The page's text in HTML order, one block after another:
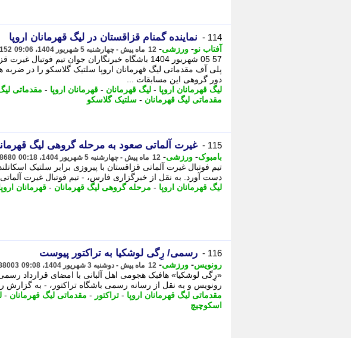
114 - نماینده گمنام قزاقستان در لیگ قهرمانان اروپا
آفتاب نو- ورزشی- 12 ماه پیش - چهارشنبه 5 شهریور 1404، 09:06
57 05 شهریور 1404 باشگاه خبرنگاران جوان تیم
پلی آف مقدماتی لیگ قهرمانان اروپا سلتیک گلاسکو را در
دور گروهی این مسابقات ...
لیگ قهرمانان اروپا - لیگ قهرمانان - قهرمانان اروپا - مقدماتی
مقدماتی لیگ قهرمانان - سلتیک گلاسکو
115 - غیرت آلماتی صعود به مرحله گروهی لیگ
بامبوک- ورزشی- 12 ماه پیش - چهارشنبه 5 شهریور 1404، 00:18
تیم فوتبال غیرت آلماتی قزاقستان با پیروزی برابر سلتیک
دست آورد. به نقل از خبرگزاری فارس، - تیم فوتبال غیرت آلماتی
لیگ قهرمانان اروپا - مرحله گروهی لیگ قهرمانان - قهرمانان
116 - رسمی/ رِگی لوشکیا به تراکتور پیوست
رونویس- ورزشی- 12 ماه پیش - دوشنبه 3 شهریور 1404، 09:08
«رِگی لوشکیا» هافبک هجومی اهل آلبانی با امضای قرارداد
رونویس و به نقل از رسانه رسمی باشگاه تراکتور، - به گزارش
مقدماتی لیگ قهرمانان اروپا - تراکتور - مقدماتی لیگ قهرمانان -
اسکوچیچ